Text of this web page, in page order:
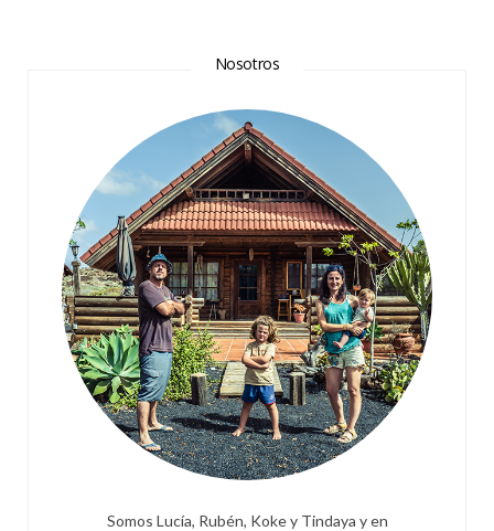
Nosotros
Somos Lucía, Rubén, Koke y Tindaya y en